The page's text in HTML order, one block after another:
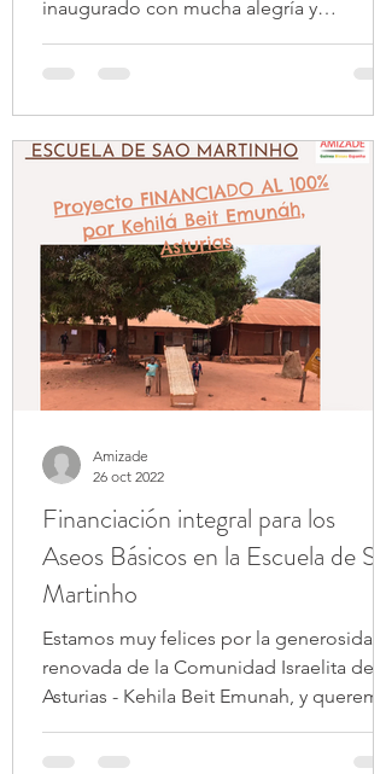
inaugurado con mucha alegría y
Financiación integral para los
Aseos Básicos en la Escuela de Sao
Martinho
Estamos muy felices por la generosidad
renovada de la Comunidad Israelita de
Asturias - Kehila Beit Emunah, y
Amizade
26 oct 2022